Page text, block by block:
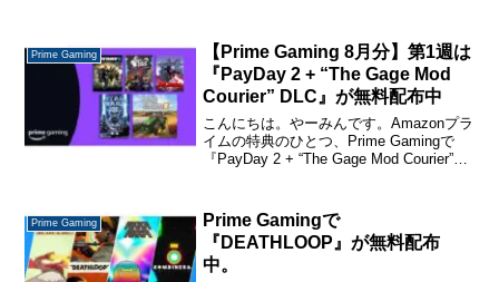
布ページはこちら...
Prime Gaming
【Prime Gaming 8月分】第1週は
『PayDay 2 + “The Gage Mod
Courier” DLC』が無料配布中
こんにちは。やーみんです。Amazonプラ
イムの特典のひとつ、Prime Gamingで
『PayDay 2 + “The Gage Mod Courier”
Prime Gaming
Prime Gamingで
『DEATHLOOP』が無料配布
中。